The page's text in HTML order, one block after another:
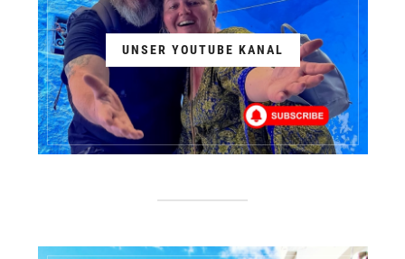
UNSER YOUTUBE KANAL